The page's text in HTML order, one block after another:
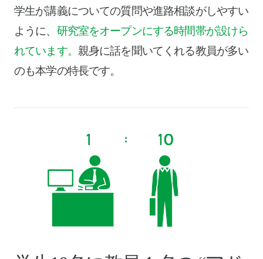
学生が講義についての質問や進路相談がしやすい
ように、 研究室をオープンにする時間帯が設けら
れています。 親身に話を聞いてくれる教員が多い
のも本学の特長です。